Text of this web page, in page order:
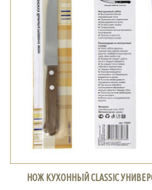
НОЖ КУХОННЫЙ CLASSIC